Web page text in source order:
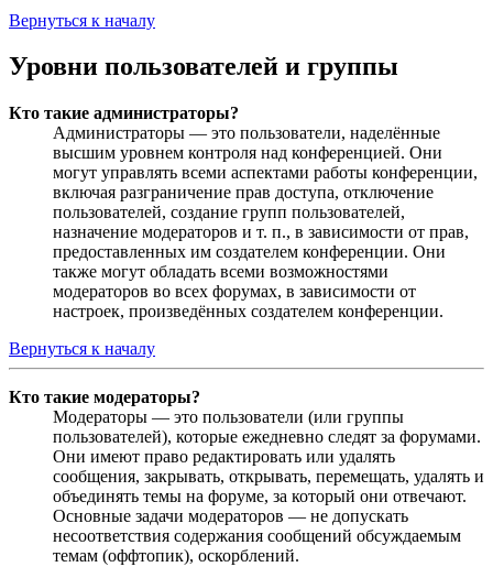
Вернуться к началу
Уровни пользователей и группы
Кто такие администраторы?
Администраторы — это пользователи, наделённые
высшим уровнем контроля над конференцией. Они
могут управлять всеми аспектами работы конференции,
включая разграничение прав доступа, отключение
пользователей, создание групп пользователей,
назначение модераторов и т. п., в зависимости от прав,
предоставленных им создателем конференции. Они
также могут обладать всеми возможностями
модераторов во всех форумах, в зависимости от
настроек, произведённых создателем конференции.
Вернуться к началу
Кто такие модераторы?
Модераторы — это пользователи (или группы
пользователей), которые ежедневно следят за форумами.
Они имеют право редактировать или удалять
сообщения, закрывать, открывать, перемещать, удалять и
объединять темы на форуме, за который они отвечают.
Основные задачи модераторов — не допускать
несоответствия содержания сообщений обсуждаемым
темам (оффтопик), оскорблений.